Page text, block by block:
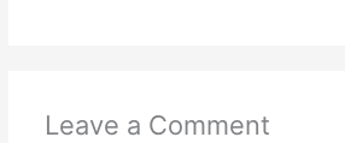
Leave a Comment